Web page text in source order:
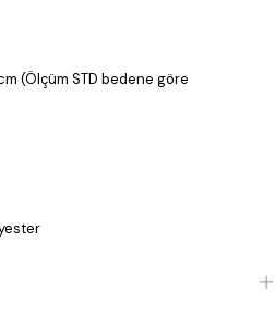
(Ölçüm STD bedene göre